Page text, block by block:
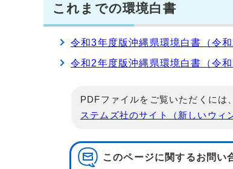
これまでの環境白書
令和3年度版沖縄県環境白書（令和
令和2年度版沖縄県環境白書（令和
PDFファイルをご覧いただくに
ステムズ社のサイト（新しいウィ
このページに関するお問い